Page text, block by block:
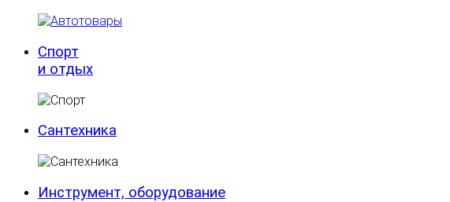
Спорт
и отдых
Сантехника
Инструмент, оборудование